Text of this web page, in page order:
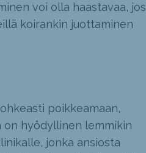
voi olla haastavaa, jos
koirankin juottaminen
poikkeamaan,
on hyödyllinen lemmikin
jonka ansiosta